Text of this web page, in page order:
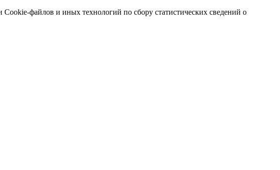
файлов и иных технологий по сбору статистических сведений о